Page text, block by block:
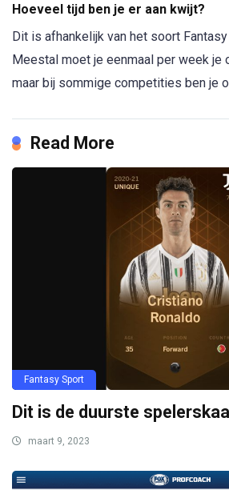
Hoeveel tijd ben je er aan kwijt?
Dit is afhankelijk van het soort
Meestal moet je eenmaal per week je
maar bij sommige competities ben je
Read More
Fantasy Sport
Dit is de duurste
maart 9, 2023